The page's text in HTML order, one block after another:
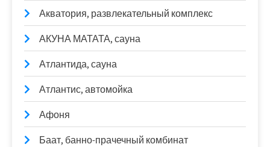
Акватория, развлекательный комплекс
АКУНА МАТАТА, сауна
Атлантида, сауна
Атлантис, автомойка
Афоня
Баат, банно-прачечный комбинат